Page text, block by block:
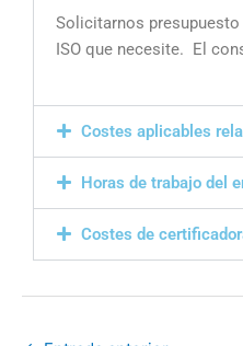
Solicitarnos presupuesto
ISO que necesite. El
Costes aplicables
Horas de trabajo del
Costes de